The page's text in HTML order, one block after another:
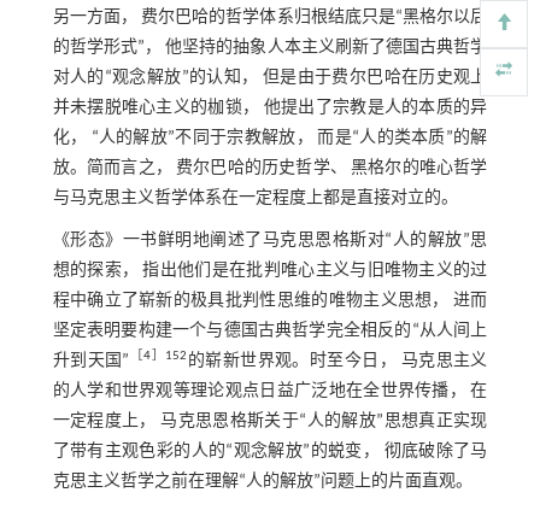
另一方面， 费尔巴哈的哲学体系归根结底只是“黑格尔以后
的哲学形式”， 他坚持的抽象人本主义刷新了德国古典哲学
对人的“观念解放”的认知， 但是由于费尔巴哈在历史观上
并未摆脱唯心主义的枷锁， 他提出了宗教是人的本质的异
化， “人的解放”不同于宗教解放， 而是“人的类本质”的解
放。简而言之， 费尔巴哈的历史哲学、 黑格尔的唯心哲学
与马克思主义哲学体系在一定程度上都是直接对立的。
《形态》一书鲜明地阐述了马克思恩格斯对“人的解放”思
想的探索， 指出他们是在批判唯心主义与旧唯物主义的过
程中确立了崭新的极具批判性思维的唯物主义思想， 进而
坚定表明要构建一个与德国古典哲学完全相反的“从人间上
升到天国”
［4 ］152 的崭新世界观。时至今日， 马克思主义
的人学和世界观等理论观点日益广泛地在全世界传播， 在
一定程度上， 马克思恩格斯关于“人的解放”思想真正实现
了带有主观色彩的人的“观念解放”的蜕变， 彻底破除了马
克思主义哲学之前在理解“人的解放”问题上的片面直观。